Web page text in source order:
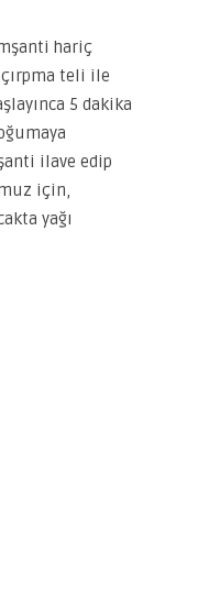
hariç
teli ile
5 dakika
ilave edip
için,
yağı